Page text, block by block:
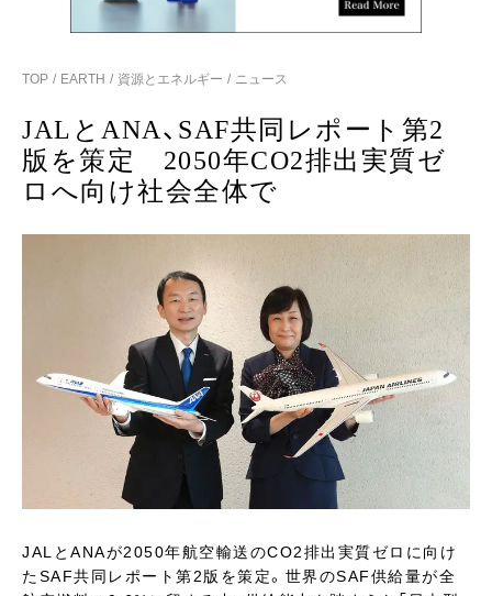
TOP EARTH 資源とエネルギー ニュース
JALとANA、SAF共同レポート第2
版を策定 2050年CO2排出実質ゼ
ロへ向け社会全体で
JALとANAが2050年航空輸送のCO2排出実質ゼロに向け
たSAF共同レポート第2版を策定。世界のSAF供給量が全